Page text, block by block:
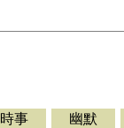
時事 幽默